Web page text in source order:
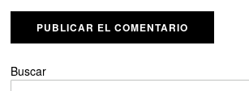
Buscar